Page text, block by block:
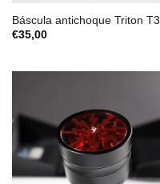
Báscula antichoque Triton T3
€35,00